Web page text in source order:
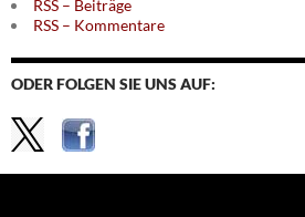
RSS – Beiträge
RSS – Kommentare
ODER FOLGEN SIE UNS AUF: